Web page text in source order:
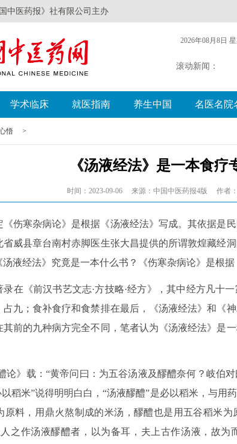
中医药报》社有限公司主办
2026年08月8日
滚动新闻：
学术临床 就医指南 养生中国 名医名院
悟 >
《汤液经法》是一本食疗
时间：2023-09-06 来源：中国中医药报4版 作者
伤寒杂病论》是根据《汤液经法》写成。其依据是
省威县章台南村赤脚医生张大昌提供的所谓敦煌藏经
液经法》究竟是一本什么书？《伤寒杂病论》是根据
录在《前汉书艺文志·方技略·经方》，其中经方凡十
九；食补食疗和食禁排在最后，《汤液经法》和《
其前的九种病方完全不同，笔者认为《汤液经法》是
醴论》载：“黄帝问曰：为五谷汤液及醪醴奈何？岐伯
稻米”说得明明白白，“汤液醪醴”是必以稻米，与用
原料，用鼎火熬制成的米汤，醪醴也是用五谷稻米
之作汤液醪醴者，以为备耳，夫上古作汤液，故